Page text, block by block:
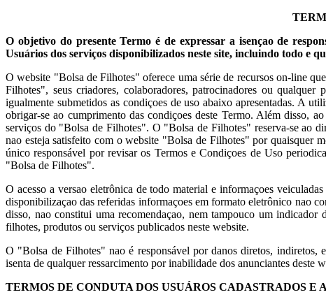
O objetivo do presente Termo é de expressar a isençao de
Usuários dos serviços disponibilizados neste site, incluindo todo e
O website "Bolsa de Filhotes" oferece uma série de recursos on-line
Filhotes", seus criadores, colaboradores, patrocinadores ou
igualmente submetidos as condiçoes de uso abaixo apresentadas. A
obrigar-se ao cumprimento das condiçoes deste Termo. Além disso,
serviços do "Bolsa de Filhotes". O "Bolsa de Filhotes" reserva-se ao
nao esteja satisfeito com o website "Bolsa de Filhotes" por quaisquer
único responsável por revisar os Termos e Condiçoes de Uso
"Bolsa de Filhotes".
O acesso a versao eletrônica de todo material e informaçoes
disponibilizaçao das referidas informaçoes em formato eletrônico nao
disso, nao constitui uma recomendaçao, nem tampouco um
filhotes, produtos ou serviços publicados neste website.
O "Bolsa de Filhotes" nao é responsável por danos diretos, indiretos,
isenta de qualquer ressarcimento por inabilidade dos anunciantes deste
TERMOS DE CONDUTA DOS USUÁROS CADASTRADOS E